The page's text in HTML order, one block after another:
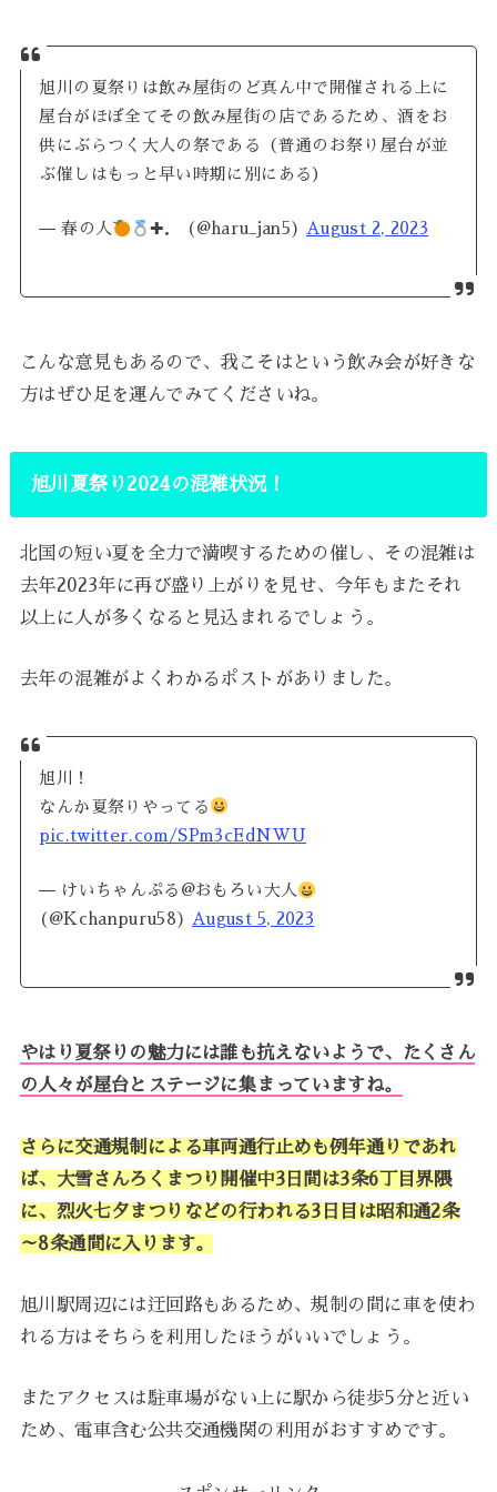
旭川の夏祭りは飲み屋街のど真ん中で開催される上に
屋台がほぼ全てその飲み屋街の店であるため、酒をお
供にぶらつく大人の祭である（普通のお祭り屋台が並
ぶ催しはもっと早い時期に別にある）
— 春の人 ✚． (@haru_jan5) August 2, 2023
こんな意見もあるので、我こそはという飲み会が好きな
方はぜひ足を運んでみてくださいね。
旭川夏祭り2024の混雑状況！
北国の短い夏を全力で満喫するための催し、その混雑は
去年2023年に再び盛り上がりを見せ、今年もまたそれ
以上に人が多くなると見込まれるでしょう。
去年の混雑がよくわかるポストがありました。
旭川！
なんか夏祭りやってる
pic.twitter.com/SPm3cEdNWU
— けいちゃんぷる@おもろい大人
(@Kchanpuru58)
August 5, 2023
やはり夏祭りの魅力には誰も抗えないようで、たくさん
の人々が屋台とステージに集まっていますね。
さらに交通規制による車両通行止めも例年通りであれ
ば、大雪さんろくまつり開催中3日間は3条6丁目界隈
に、烈火七夕まつりなどの行われる3日目は昭和通2条
～8条通間に入ります。
旭川駅周辺には迂回路もあるため、規制の間に車を使わ
れる方はそちらを利用したほうがいいでしょう。
またアクセスは駐車場がない上に駅から徒歩5分と近い
ため、電車含む公共交通機関の利用がおすすめです。